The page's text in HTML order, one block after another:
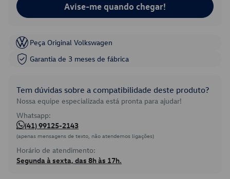
Avise-me quando chegar!
Peça Original Volkswagen
Garantia de 3 meses de fábrica
Tem dúvidas sobre a compatibilidade deste produto?
Nossa equipe especializada está pronta para ajudar!
Whatsapp:
(41) 99125-2143
(apenas mensagens de texto, não atendemos ligações)
Horário de atendimento:
Segunda à sexta, das 8h às 17h.